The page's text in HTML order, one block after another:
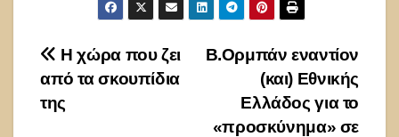
Πλοήγηση
άρθρων
Β.Ορμπάν εναντίον
(και) Εθνικής
Ελλάδος για το
«προσκύνημα» σε
Η χώρα που ζει
από τα σκουπίδια
της